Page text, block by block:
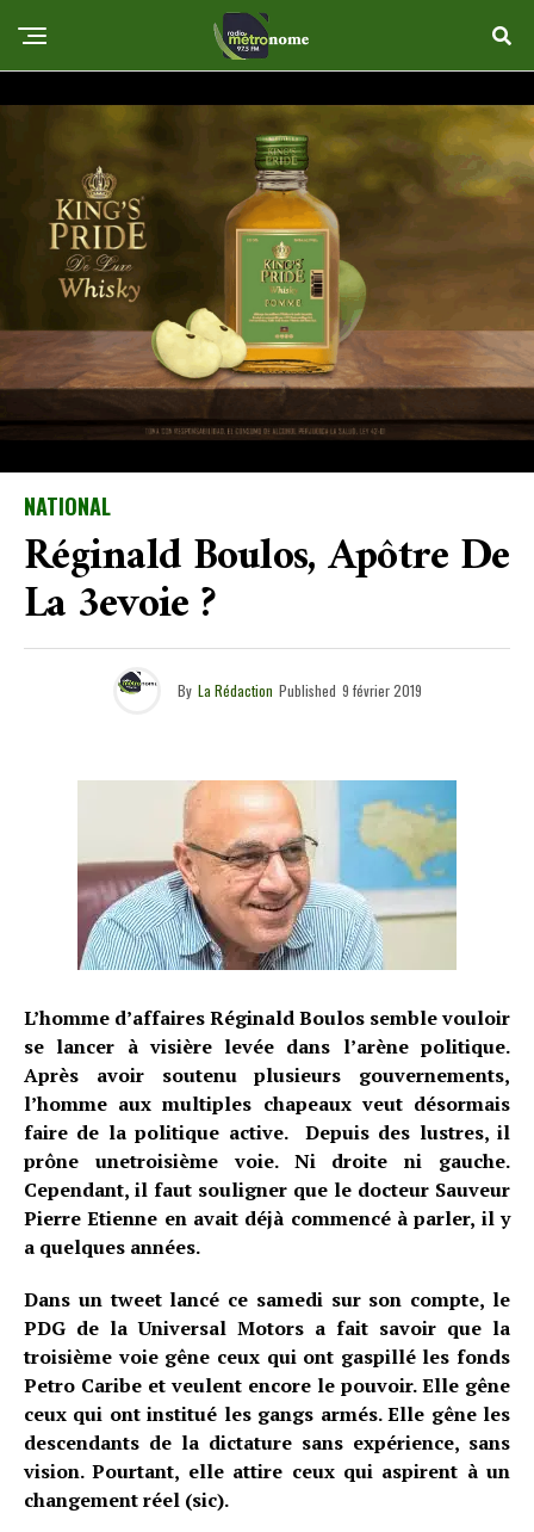
NATIONAL
Réginald Boulos, Apôtre De
La 3evoie ?
By La Rédaction Published 9 février 2019
L’homme d’affaires Réginald Boulos semble vouloir
se lancer à visière levée dans l’arène politique.
Après avoir soutenu plusieurs gouvernements,
l’homme aux multiples chapeaux veut désormais
faire de la politique active. Depuis des lustres, il
prône unetroisième voie. Ni droite ni gauche.
Cependant, il faut souligner que le docteur Sauveur
Pierre Etienne en avait déjà commencé à parler, il y
a quelques années.
Dans un tweet lancé ce samedi sur son compte, le
PDG de la Universal Motors a fait savoir que la
troisième voie gêne ceux qui ont gaspillé les fonds
Petro Caribe et veulent encore le pouvoir. Elle gêne
ceux qui ont institué les gangs armés. Elle gêne les
descendants de la dictature sans expérience, sans
vision. Pourtant, elle attire ceux qui aspirent à un
changement réel (sic).